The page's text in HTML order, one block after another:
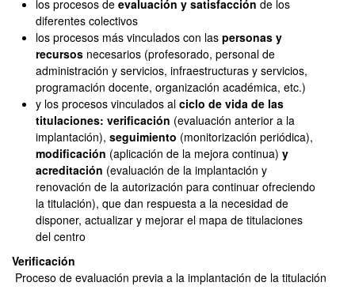
los procesos de evaluación y satisfacción de los
diferentes colectivos
los procesos más vinculados con las personas y
recursos necesarios (profesorado, personal de
administración y servicios, infraestructuras y servicios,
programación docente, organización académica, etc.)
y los procesos vinculados al ciclo de vida de las
titulaciones: verificación (evaluación anterior a la
implantación), seguimiento (monitorización periódica),
modificación (aplicación de la mejora continua) y
acreditación (evaluación de la implantación y
renovación de la autorización para continuar ofreciendo
la titulación), que dan respuesta a la necesidad de
disponer, actualizar y mejorar el mapa de titulaciones
del centro
Verificación
Proceso de evaluación previa a la implantación de la titulación